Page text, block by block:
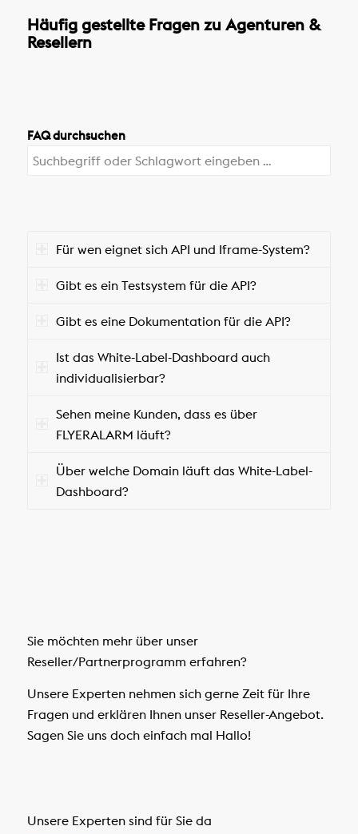
Häufig gestellte Fragen zu Agenturen &
Resellern
FAQ durchsuchen
Für wen eignet sich API und Iframe-System?
Gibt es ein Testsystem für die API?
Gibt es eine Dokumentation für die API?
Ist das White-Label-Dashboard auch
individualisierbar?
Sehen meine Kunden, dass es über
FLYERALARM läuft?
Über welche Domain läuft das White-Label-
Dashboard?
Sie möchten mehr über unser
Reseller/Partnerprogramm erfahren?
Unsere Experten nehmen sich gerne Zeit für Ihre
Fragen und erklären Ihnen unser Reseller-Angebot.
Sagen Sie uns doch einfach mal Hallo!
Unsere Experten sind für Sie da